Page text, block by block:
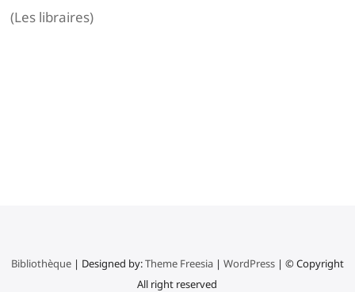
(Les libraires)
Bibliothèque| Designed by:Theme Freesia| WordPress| © Copyright
All right reserved